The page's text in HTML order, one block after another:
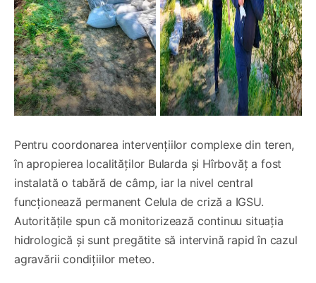
Pentru coordonarea intervențiilor complexe din teren,
în apropierea localităților Bularda și Hîrbovăț a fost
instalată o tabără de câmp, iar la nivel central
funcționează permanent Celula de criză a IGSU.
Autoritățile spun că monitorizează continuu situația
hidrologică și sunt pregătite să intervină rapid în cazul
agravării condițiilor meteo.